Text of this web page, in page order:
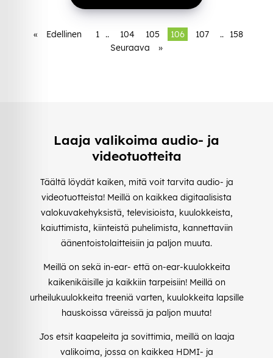
« Edellinen 1 .. 104 105 106 107 ..
158
Seuraava
»
Laaja valikoima audio- ja
videotuotteita
Täältä löydät kaiken, mitä voit tarvita audio- ja
videotuotteista! Meillä on kaikkea digitaalisista
valokuvakehyksistä, televisioista, kuulokkeista,
kaiuttimista, kiinteistä puhelimista, kannettaviin
äänentoistolaitteisiin ja paljon muuta.
Meillä on sekä in-ear- että on-ear-kuulokkeita
kaikenikäisille ja kaikkiin tarpeisiin! Meillä on
urheilukuulokkeita treeniä varten, kuulokkeita lapsille
hauskoissa väreissä ja paljon muuta!
Jos etsit kaapeleita ja sovittimia, meillä on laaja
valikoima, jossa on kaikkea HDMI- ja